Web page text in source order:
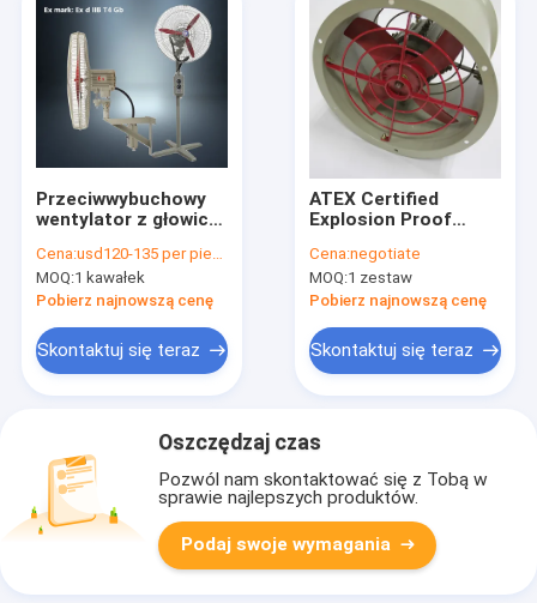
Przeciwwybuchowy
wentylator z głowicą
naścienny typ
podłogowy WF1
Cena:usd120-135 per piece
MOQ:1 kawałek
Pobierz najnowszą cenę
Skontaktuj się teraz
ATEX Certified
Explosion Proof
duct-available for oil
refinery tank
ventilation
Cena:negotiate
MOQ:1 zestaw
Pobierz najnowszą cenę
Skontaktuj się teraz
Oszczędzaj czas
Pozwól nam skontaktować się z Tobą w
sprawie najlepszych produktów.
Podaj swoje wymagania